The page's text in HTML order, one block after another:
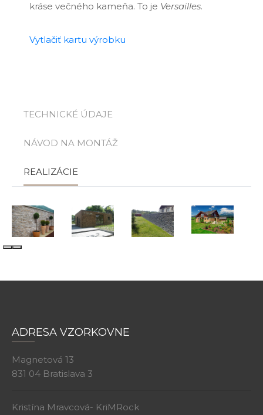
kráse večného kameňa. To je Versailles.
Vytlačiť kartu výrobku
TECHNICKÉ ÚDAJE
NÁVOD NA MONTÁŽ
REALIZÁCIE
ADRESA VZORKOVNE
Magnetová 13
831 04 Bratislava 3
Kristína Mravcová- KriMRock